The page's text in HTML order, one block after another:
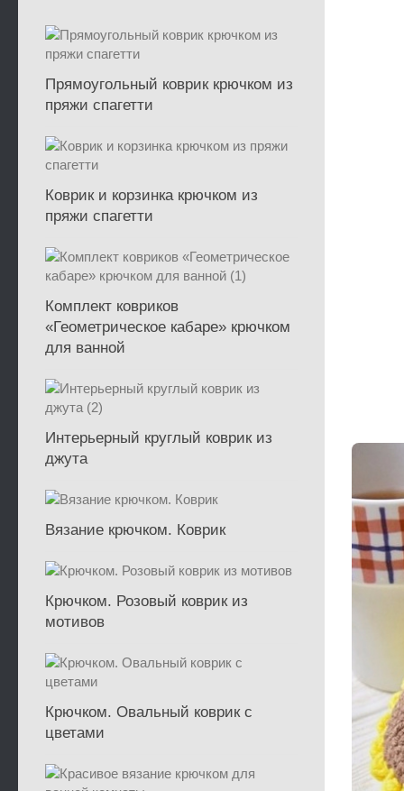
Прямоугольный коврик крючком из
пряжи спагетти
Коврик и корзинка крючком из
пряжи спагетти
Комплект ковриков
«Геометрическое кабаре» крючком
для ванной
Интерьерный круглый коврик из
джута
Вязание крючком. Коврик
Крючком. Розовый коврик из
мотивов
Крючком. Овальный коврик с
цветами